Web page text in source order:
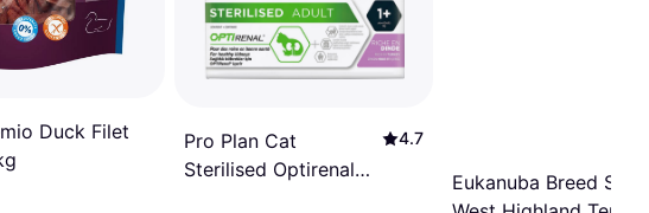
Duck Filet
Pro Plan Cat
Sterilised Optirenal
4.7
Eukanuba Breed